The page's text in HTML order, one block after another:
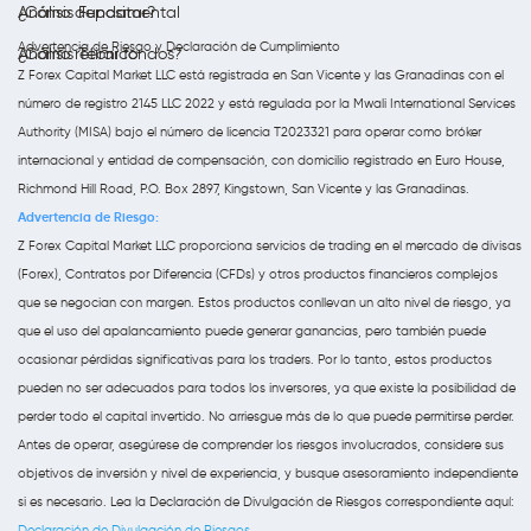
Análisis Fundamental
Análisis Técnico
¿Cómo depositar?
¿Cómo retirar fondos?
Advertencia de Riesgo y Declaración de Cumplimiento
Z Forex Capital Market LLC está registrada en San Vicente y las Granadinas con el
número de registro 2145 LLC 2022 y está regulada por la Mwali International Services
Authority (MISA) bajo el número de licencia T2023321 para operar como bróker
internacional y entidad de compensación, con domicilio registrado en Euro House,
Richmond Hill Road, P.O. Box 2897, Kingstown, San Vicente y las Granadinas.
Advertencia de Riesgo:
Z Forex Capital Market LLC proporciona servicios de trading en el mercado de divisas
(Forex), Contratos por Diferencia (CFDs) y otros productos financieros complejos
que se negocian con margen. Estos productos conllevan un alto nivel de riesgo, ya
que el uso del apalancamiento puede generar ganancias, pero también puede
ocasionar pérdidas significativas para los traders. Por lo tanto, estos productos
pueden no ser adecuados para todos los inversores, ya que existe la posibilidad de
perder todo el capital invertido. No arriesgue más de lo que puede permitirse perder.
Antes de operar, asegúrese de comprender los riesgos involucrados, considere sus
objetivos de inversión y nivel de experiencia, y busque asesoramiento independiente
si es necesario. Lea la Declaración de Divulgación de Riesgos correspondiente aquí: